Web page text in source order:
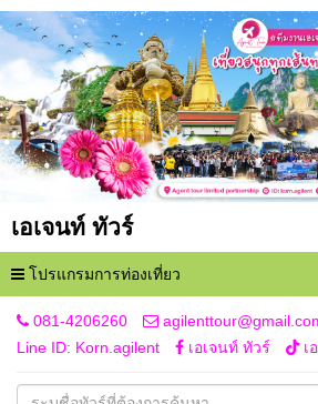
เอเจนท์ ทัวร์
โปรแกรมการท่องเที่ยว
081-4206260
Line ID: Korn.agilent
เอเจนท์ ทัวร์ เ